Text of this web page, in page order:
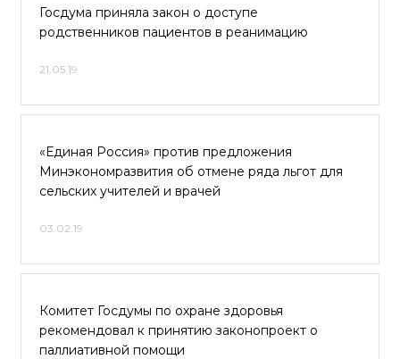
Госдума приняла закон о доступе
родственников пациентов в реанимацию
21.05.19
«Единая Россия» против предложения
Минэкономразвития об отмене ряда льгот для
сельских учителей и врачей
03.02.19
Комитет Госдумы по охране здоровья
рекомендовал к принятию законопроект о
паллиативной помощи